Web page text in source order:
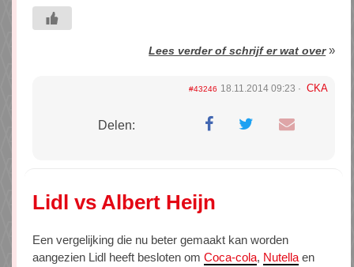
Lees verder of schrijf er wat over»
#43246 18.11.2014 09:23 CKA
Delen:
Lidl vs Albert Heijn
Een vergelijking die nu beter gemaakt kan worden
aangezien Lidl heeft besloten om Coca-cola, Nutella en